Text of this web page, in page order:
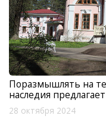
Поразмышлять на
наследия
28 октября 2024